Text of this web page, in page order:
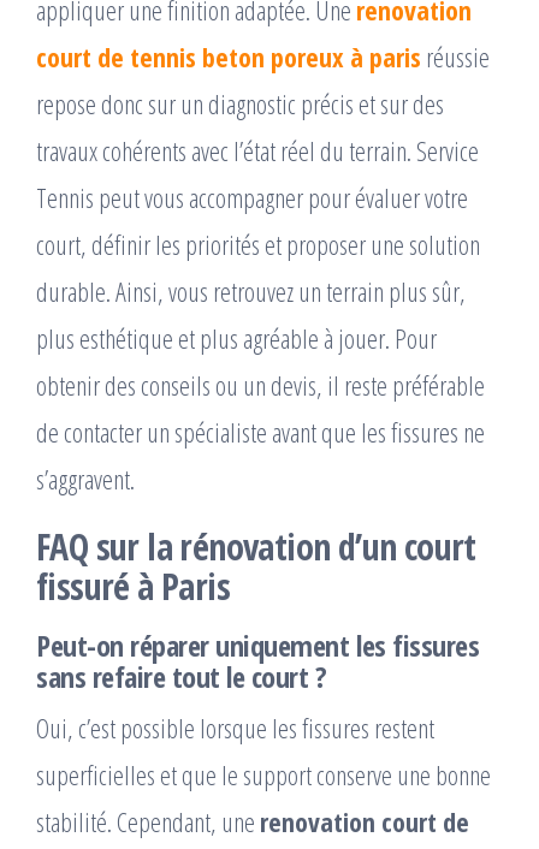
appliquer une finition adaptée. Une renovation
court de tennis beton poreux à paris réussie
repose donc sur un diagnostic précis et sur des
travaux cohérents avec l’état réel du terrain. Service
Tennis peut vous accompagner pour évaluer votre
court, définir les priorités et proposer une solution
durable. Ainsi, vous retrouvez un terrain plus sûr,
plus esthétique et plus agréable à jouer. Pour
obtenir des conseils ou un devis, il reste préférable
de contacter un spécialiste avant que les fissures ne
s’aggravent.
FAQ sur la rénovation d’un court
fissuré à Paris
Peut-on réparer uniquement les fissures
sans refaire tout le court ?
Oui, c’est possible lorsque les fissures restent
superficielles et que le support conserve une bonne
stabilité. Cependant, une renovation court de